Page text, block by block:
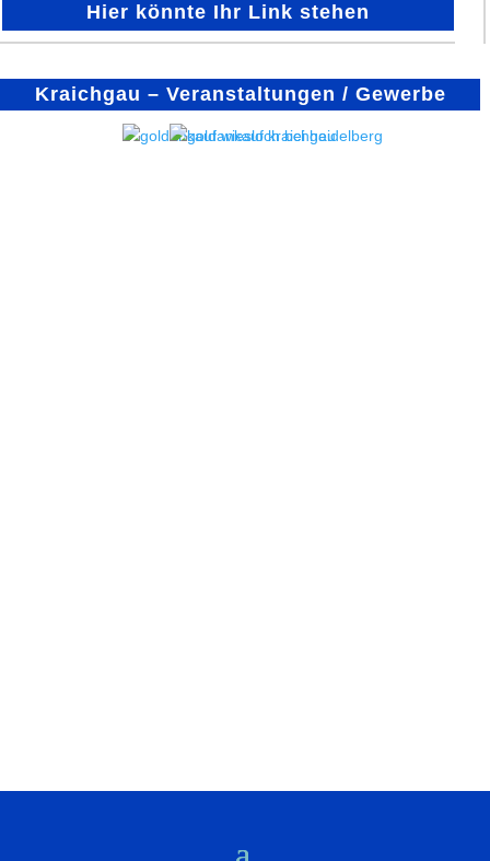
Hier könnte Ihr Link stehen
Kraichgau – Veranstaltungen / Gewerbe